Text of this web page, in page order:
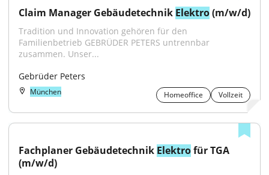
Claim Manager Gebäudetechnik Elektro (m/w/d)
Tradition und Innovation gehören für den
Familienbetrieb GEBRÜDER PETERS untrennbar
zusammen. Unser...
Gebrüder Peters
München Homeoffice Vollzeit
Fachplaner Gebäudetechnik Elektro für TGA
(m/w/d)